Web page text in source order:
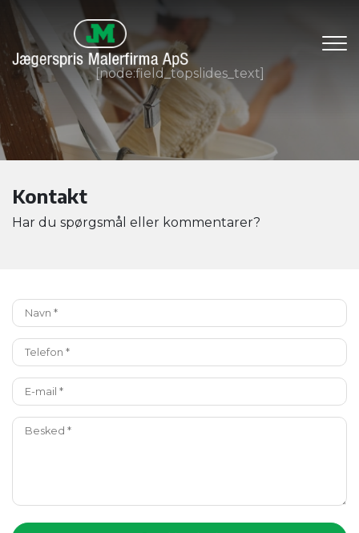
hovedindhold
[node:field_topslides_text]
Kontakt
Har du spørgsmål eller kommentarer?